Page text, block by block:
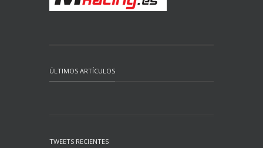
ÚLTIMOS ARTÍCULOS
TWEETS RECIENTES